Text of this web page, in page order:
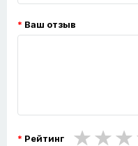
Ваш отзыв
Рейтинг